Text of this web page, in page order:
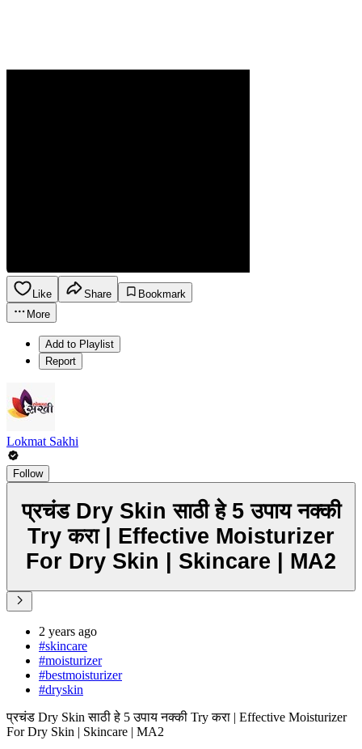
Like Share
Bookmark
More
Add to Playlist
Report
Lokmat Sakhi
Follow
प्रचंड Dry Skin साठी हे 5 उपाय नक्की
Try करा | Effective Moisturizer
For Dry Skin | Skincare | MA2
2 years ago
#skincare
#moisturizer
#bestmoisturizer
#dryskin
प्रचंड Dry Skin साठी हे 5 उपाय नक्की Try करा | Effective Moisturizer
For Dry Skin | Skincare | MA2